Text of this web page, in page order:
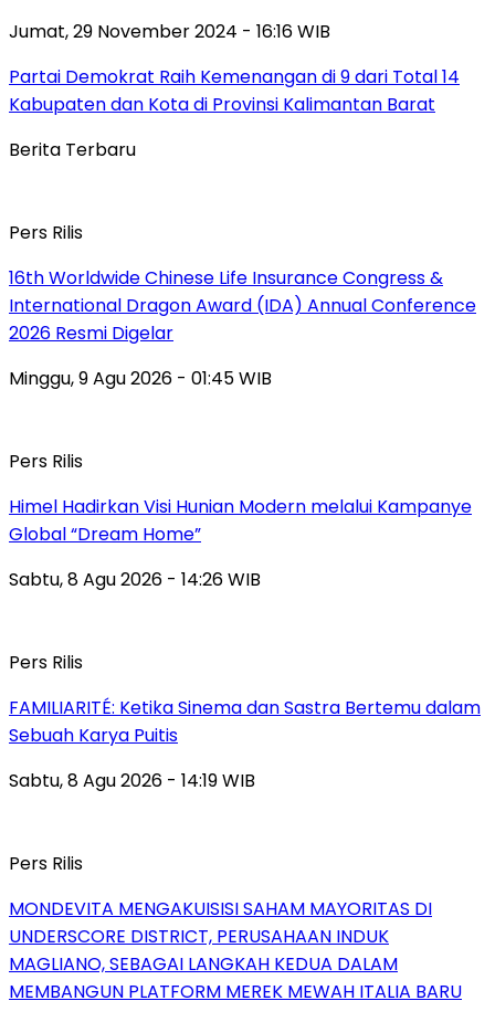
Jumat, 29 November 2024 - 16:16 WIB
Partai Demokrat Raih Kemenangan di 9 dari Total 14
Kabupaten dan Kota di Provinsi Kalimantan Barat
Berita Terbaru
Pers Rilis
16th Worldwide Chinese Life Insurance Congress &
International Dragon Award (IDA) Annual Conference
2026 Resmi Digelar
Minggu, 9 Agu 2026 - 01:45 WIB
Pers Rilis
Himel Hadirkan Visi Hunian Modern melalui Kampanye
Global “Dream Home”
Sabtu, 8 Agu 2026 - 14:26 WIB
Pers Rilis
FAMILIARITÉ: Ketika Sinema dan Sastra Bertemu dalam
Sebuah Karya Puitis
Sabtu, 8 Agu 2026 - 14:19 WIB
Pers Rilis
MONDEVITA MENGAKUISISI SAHAM MAYORITAS DI
UNDERSCORE DISTRICT, PERUSAHAAN INDUK
MAGLIANO, SEBAGAI LANGKAH KEDUA DALAM
MEMBANGUN PLATFORM MEREK MEWAH ITALIA BARU